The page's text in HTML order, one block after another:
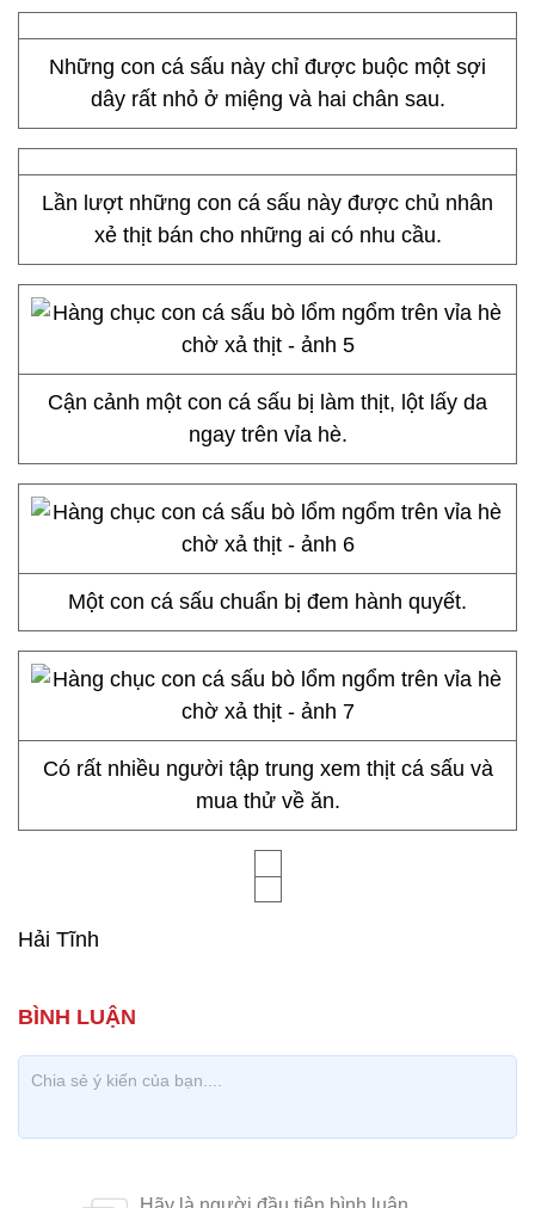
Những con cá sấu này chỉ được buộc một sợi
dây rất nhỏ ở miệng và hai chân sau.
Lần lượt những con cá sấu này được chủ nhân
xẻ thịt bán cho những ai có nhu cầu.
Cận cảnh một con cá sấu bị làm thịt, lột lấy da
ngay trên vỉa hè.
Một con cá sấu chuẩn bị đem hành quyết.
Có rất nhiều người tập trung xem thịt cá sấu và
mua thử về ăn.
Hải Tĩnh